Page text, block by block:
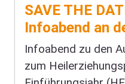
SAVE THE
Infoabend an
Infoabend zu den
zum